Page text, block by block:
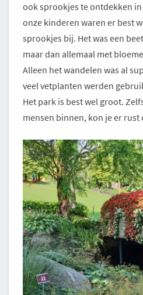
ook sprookjes te ontdekken
onze kinderen waren er best
sprookjes bij. Het was een
maar dan allemaal met
Alleen het wandelen was al
veel vetplanten werden
Het park is best wel groot.
mensen binnen, kon je er rust